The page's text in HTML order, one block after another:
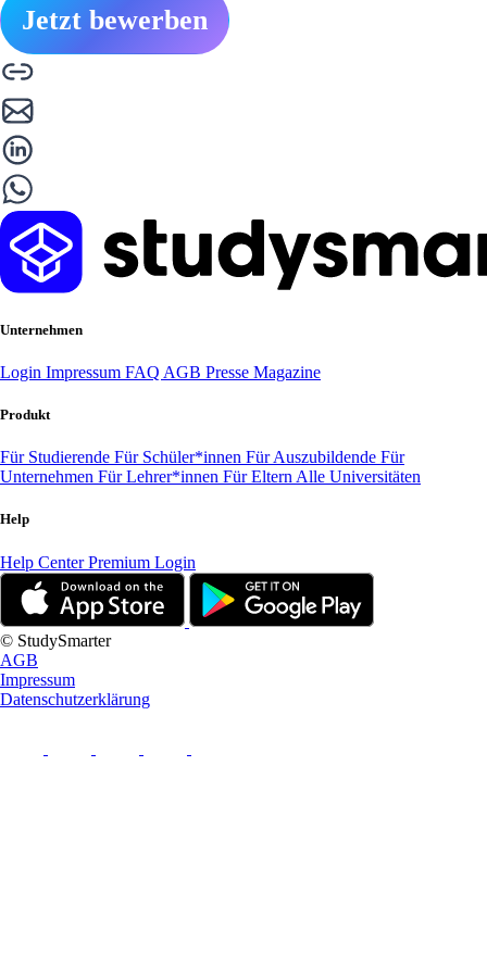
Jetzt bewerben
Unternehmen
Login Impressum FAQ AGB Presse Magazine
Produkt
Für Studierende Für Schüler*innen Für Auszubildende Für
Unternehmen Für Lehrer*innen Für Eltern Alle Universitäten
Help
Help CenterPremium Login
© StudySmarter
AGB
Impressum
Datenschutzerklärung